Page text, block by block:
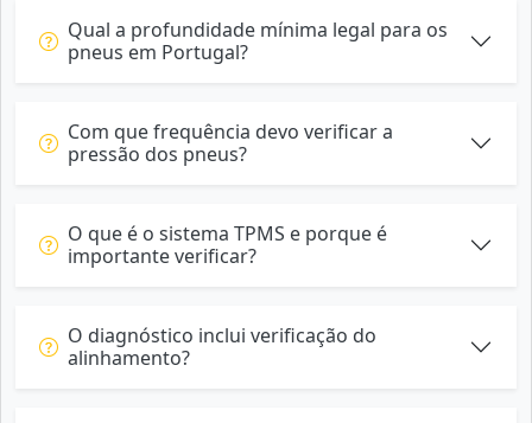
Qual a profundidade mínima legal para os
pneus em Portugal?
Com que frequência devo verificar a
pressão dos pneus?
O que é o sistema TPMS e porque é
importante verificar?
O diagnóstico inclui verificação do
alinhamento?